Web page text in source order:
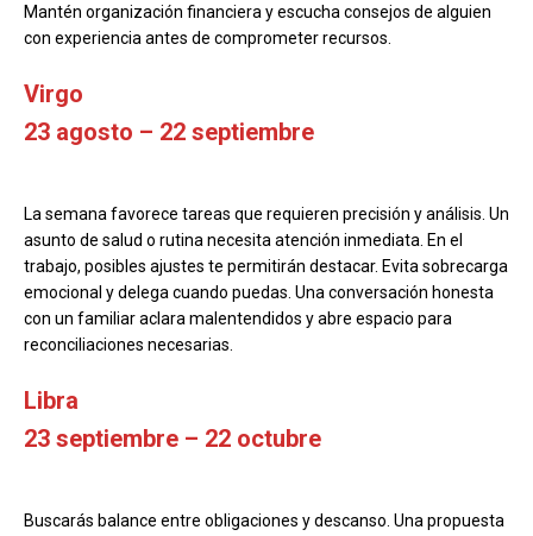
Mantén organización financiera y escucha consejos de alguien
con experiencia antes de comprometer recursos.
Virgo
23 agosto – 22 septiembre
La semana favorece tareas que requieren precisión y análisis. Un
asunto de salud o rutina necesita atención inmediata. En el
trabajo, posibles ajustes te permitirán destacar. Evita sobrecarga
emocional y delega cuando puedas. Una conversación honesta
con un familiar aclara malentendidos y abre espacio para
reconciliaciones necesarias.
Libra
23 septiembre – 22 octubre
Buscarás balance entre obligaciones y descanso. Una propuesta